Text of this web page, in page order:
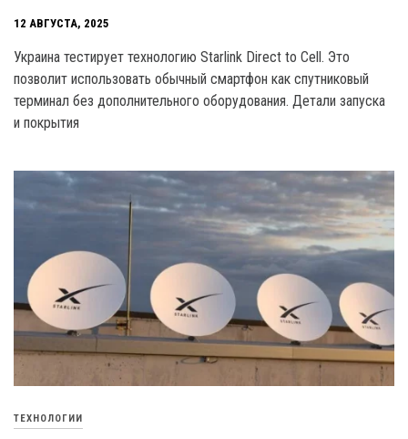
12 АВГУСТА, 2025
Украина тестирует технологию Starlink Direct to Cell. Это
позволит использовать обычный смартфон как спутниковый
терминал без дополнительного оборудования. Детали запуска
и покрытия
ТЕХНОЛОГИИ